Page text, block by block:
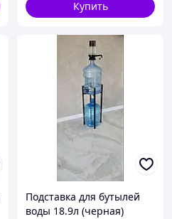
Купить
Подставка для бутылей
воды 18.9л (черная)